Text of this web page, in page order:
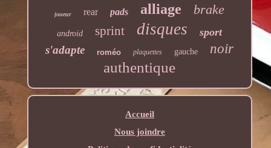
joueur rear pads alliage brake
android sprint disques sport
s'adapte roméo plaquettes gauche noir
authentique
Accueil
Nous joindre